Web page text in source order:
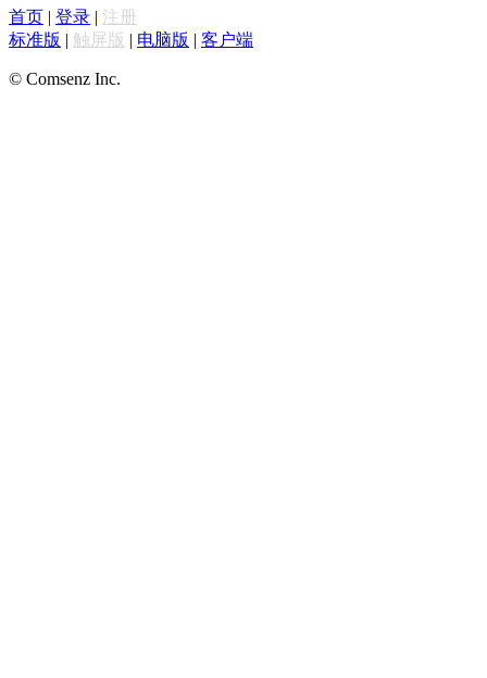
首页 | 登录 | 注册
标准版 | 触屏版 | 电脑版 | 客户端
© Comsenz Inc.